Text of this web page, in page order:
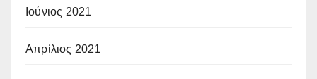
Ιούνιος 2021
Απρίλιος 2021